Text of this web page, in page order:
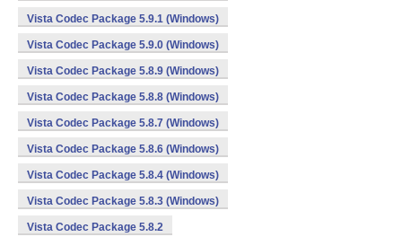
Vista Codec Package 5.9.1 (Windows)
Vista Codec Package 5.9.0 (Windows)
Vista Codec Package 5.8.9 (Windows)
Vista Codec Package 5.8.8 (Windows)
Vista Codec Package 5.8.7 (Windows)
Vista Codec Package 5.8.6 (Windows)
Vista Codec Package 5.8.4 (Windows)
Vista Codec Package 5.8.3 (Windows)
Vista Codec Package 5.8.2